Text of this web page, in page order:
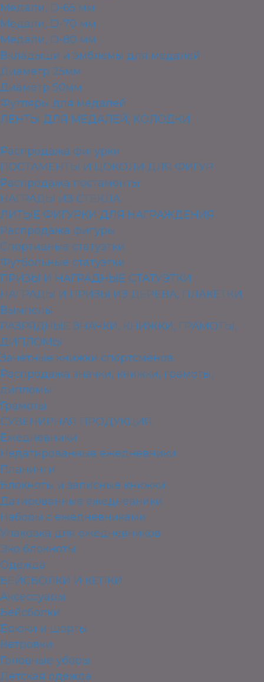
Медали, D-65 мм
Медали, D-70 мм
Медали, D-80 мм
Вкладыши и эмблемы для медалей
Диаметр 25мм
Диаметр 50мм
Футляры для медалей
ЛЕНТЫ ДЛЯ МЕДАЛЕЙ, КОЛОДКИ
Распродажа фигурки
ПОСТАМЕНТЫ И ЦОКОЛИ ДЛЯ ФИГУР
Распродажа постаменты
НАГРАДЫ ИЗ СТЕКЛА
ЛИТЫЕ ФИГУРКИ ДЛЯ НАГРАЖДЕНИЯ
Распродажа фигуры
Спортивные статуэтки
Футбольные статуэтки
ПРИЗЫ И НАГРАДНЫЕ СТАТУЭТКИ
НАГРАДЫ И ПРИЗЫ ИЗ ДЕРЕВА, ПЛАКЕТКИ
Вымпелы
РАЗРЯДНЫЕ ЗНАЧКИ, КНИЖКИ, ГРАМОТЫ,
ДИПЛОМЫ
Зачетные книжки спортсменов
Распродажа значки, книжки, грамоты,
дипломы
Грамоты
СУВЕНИРНАЯ ПРОДУКЦИЯ
Ежедневники
Недатированные ежедневники
Планинги
Блокноты и записные книжки
Датированные ежедневники
Наборы с ежедневниками
Упаковка для ежедневников
Эко блокноты
Одежда
БЕЙСБОЛКИ И КЕПКИ
Аксессуары
Бейсболки
Брюки и шорты
Ветровки
Головные уборы
Детская одежда